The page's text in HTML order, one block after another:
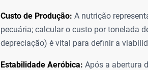
Custo de Produção: A nutrição
pecuária; calcular o custo por tonelada
depreciação) é vital para definir a
Estabilidade Aeróbica: Após a abertura